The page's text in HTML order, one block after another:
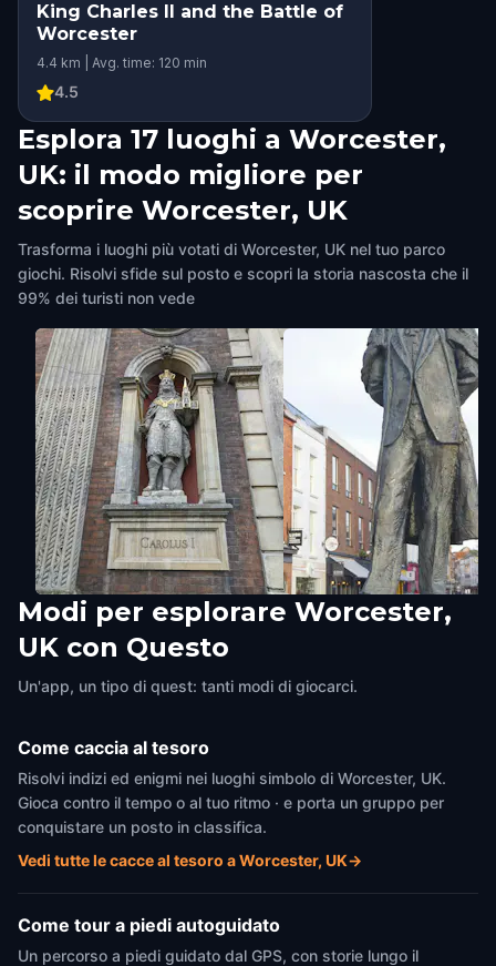
King Charles II and the Battle of
Worcester
4.4 km | Avg. time: 120 min
4.5
Esplora 17 luoghi a Worcester,
UK: il modo migliore per
scoprire Worcester, UK
Trasforma i luoghi più votati di Worcester, UK nel tuo parco
giochi. Risolvi sfide sul posto e scopri la storia nascosta che il
99% dei turisti non vede
Guildhall
Worcester, UK,United Kingdom
Sir Edward Elgar statue,
Modi per esplorare Worcester,
UK con Questo
Un'app, un tipo di quest: tanti modi di giocarci.
Come caccia al tesoro
Risolvi indizi ed enigmi nei luoghi simbolo di Worcester, UK.
Gioca contro il tempo o al tuo ritmo · e porta un gruppo per
conquistare un posto in classifica.
Vedi tutte le cacce al tesoro a Worcester, UK→
Come tour a piedi autoguidato
Un percorso a piedi guidato dal GPS, con storie lungo il